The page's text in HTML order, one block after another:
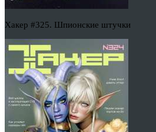
Хакер #325. Шпионские штучки